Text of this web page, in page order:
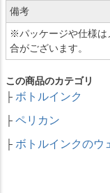
備考
※パッケージや仕様は
合がございます。
この商品のカテゴリ
├ ボトルインク
├ ペリカン
├ ボトルインクのウ